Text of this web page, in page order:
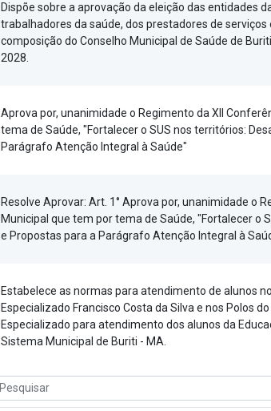
Dispõe sobre a aprovação da eleição das entidades
trabalhadores da saúde, dos prestadores de serviços
composição do Conselho Municipal de Saúde de
2028.
Aprova por, unanimidade o Regimento da XII
tema de Saúde, "Fortalecer o SUS nos territórios:
Parágrafo Atenção Integral à Saúde"
Resolve Aprovar: Art. 1° Aprova por, unanimidade o
Municipal que tem por tema de Saúde, "Fortalecer o
e Propostas para a Parágrafo Atenção Integral à
Estabelece as normas para atendimento de alunos
Especializado Francisco Costa da Silva e nos Polos
Especializado para atendimento dos alunos da
Sistema Municipal de Buriti - MA.